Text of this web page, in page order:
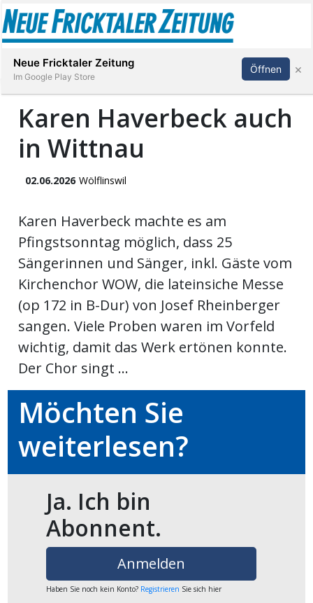
Stellen
Paper
App
Abonnieren Anmelden
Karen Haverbeck auch
in Wittnau
02.06.2026 Wölflinswil
Karen Haverbeck machte es am
Pfingstsonntag möglich, dass 25
Sängerinnen und Sänger, inkl. Gäste vom
Kirchenchor WOW, die lateinsiche Messe
(op 172 in B-Dur) von Josef Rheinberger
sangen. Viele Proben waren im Vorfeld
wichtig, damit das Werk ertönen konnte.
Der Chor singt ...
Möchten Sie
weiterlesen?
Ja. Ich bin
Abonnent.
Anmelden
Haben Sie noch kein Konto? Registrieren Sie sich hier
Neue Fricktaler Zeitung
Im Google Play Store
Öffnen ×